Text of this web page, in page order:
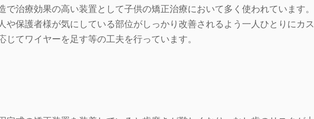
で治療効果の高い装置として子供の矯正治療において多く使われています。
や保護者様が気にしている部位がしっかり改善されるよう一人ひとりにカス
じてワイヤーを足す等の工夫を行っています。